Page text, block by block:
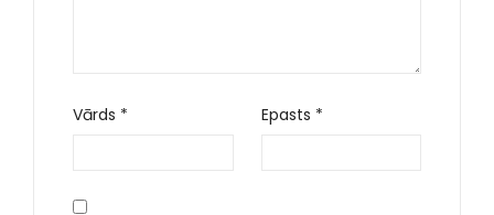
Vārds * Epasts *